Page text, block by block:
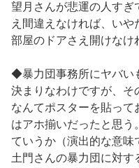
望月さんが悲運の人すぎ
え間違えなければ、い
部屋のドアさえ開けなけ
◆暴力団事務所にヤバい
決まりなわけですが、そ
なんてポスターを貼って
はアホ揃いだったと思う
ていうか（演出的な意味
土門さんの暴力団に対す